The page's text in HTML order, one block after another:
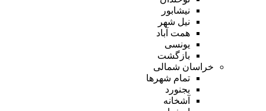
نیشابور
نیل شهر
همت آباد
یونسی
بازگشت
خراسان شمالی
تمام شهر‌ها
بجنورد
آشخانه